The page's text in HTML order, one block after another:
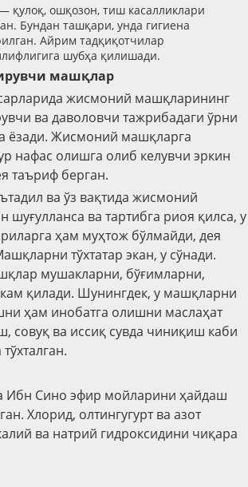
қулоқ, ошқозон, тиш касалликлари
Бундан ташқари, унда гигиена
Айрим тадқиқотчилар
шубҳа қилишади.
машқлар
жисмоний машқларининг
ва даволовчи тажрибадаги ўрни
ёзади. Жисмоний машқларга
нафас олишга олиб келувчи эркин
таъриф берган.
ва ўз вақтида жисмоний
шуғулланса ва тартибга риоя қилса, у
ҳам муҳтож бўлмайди, дея
тўхтатар экан, у сўнади.
мушакларни, бўғимларни,
қилади. Шунингдек, у машқларни
ҳам инобатга олишни маслаҳат
совуқ ва иссиқ сувда чиниқиш каби
Ибн Сино эфир мойларини ҳайдаш
Хлорид, олтингугурт ва азот
ва натрий гидроксидини чиқара